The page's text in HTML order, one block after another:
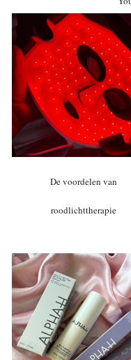
De voordelen van
roodlichttherapie